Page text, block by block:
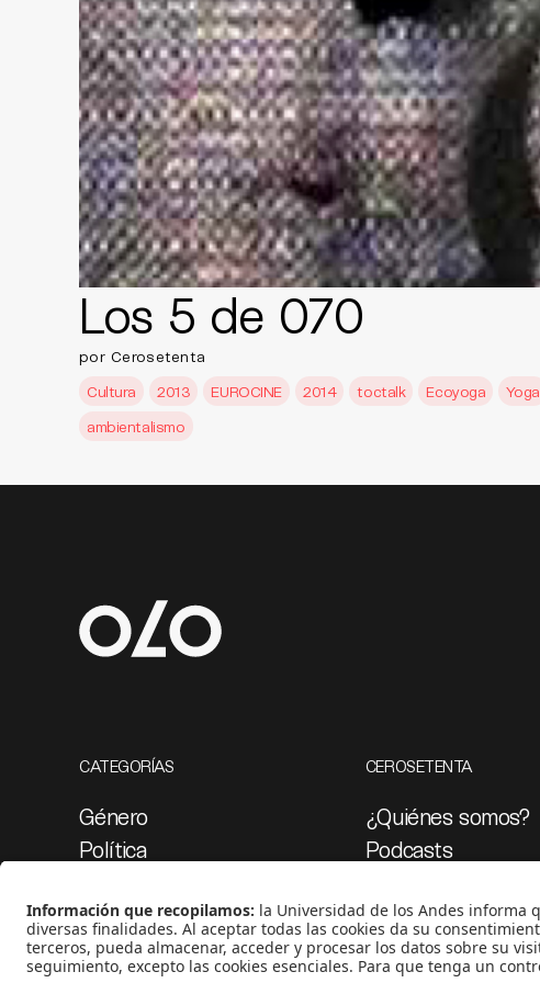
Los 5 de 070
por Cerosetenta
Cultura
2013 EUROCINE 2014 toctalk Ecoyoga Yoga
ambientalismo
CATEGORÍAS
Género
Política
Medio ambiente
Medios y periodismo
CEROSETENTA
¿Quiénes somos?
Podcasts
Proyectos 070